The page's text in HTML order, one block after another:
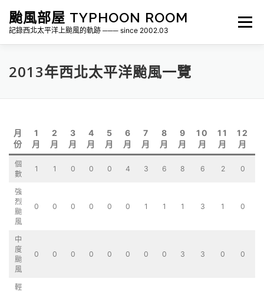
颱風部屋 TYPHOON ROOM
記錄西北太平洋上颱風的軌跡 ─── since 2002.03
選單
關於部屋 歷年颱風檔案 颱風統計
2013年西北太平洋颱風一覽
月
份
1
月
2
月
3
月
4
月
5
月
6
月
7
月
8
月
9
月
10
月
11
月
12
月
個
數
1 1 0 0 0 4 3 6 8 6 2 0
強
烈
颱
風
0 0 0 0 0 0 1 1 1 3 1 0
中
度
颱
風
0 0 0 0 0 0 0 0 3 3 0 0
輕